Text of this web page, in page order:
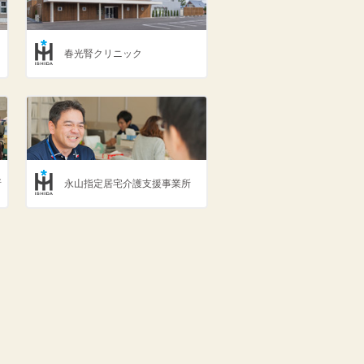
春光腎クリニック
永山指定居宅介護支援事業所